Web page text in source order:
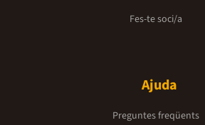
Fes-te soci/a
Ajuda
Preguntes freqüents